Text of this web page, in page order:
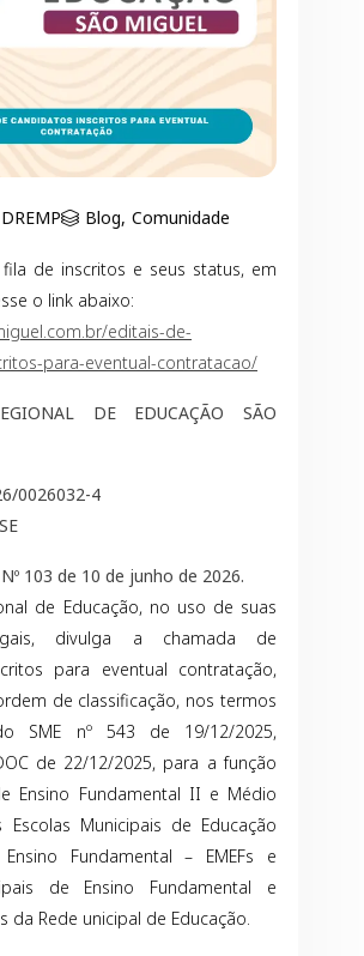
DREMP Blog, Comunidade
de inscritos e seus status, em
o link abaixo:
editais-de-
para-eventual-contratacao/
DE EDUCAÇÃO SÃO
0026032-4
103 de 10 de junho de 2026.
de Educação, no uso de suas
divulga a chamada de
para eventual contratação,
de classificação, nos termos
SME nº 543 de 19/12/2025,
de 22/12/2025, para a função
Ensino Fundamental II e Médio
Municipais de Educação
Fundamental – EMEFs e
de Ensino Fundamental e
da Rede unicipal de Educação.